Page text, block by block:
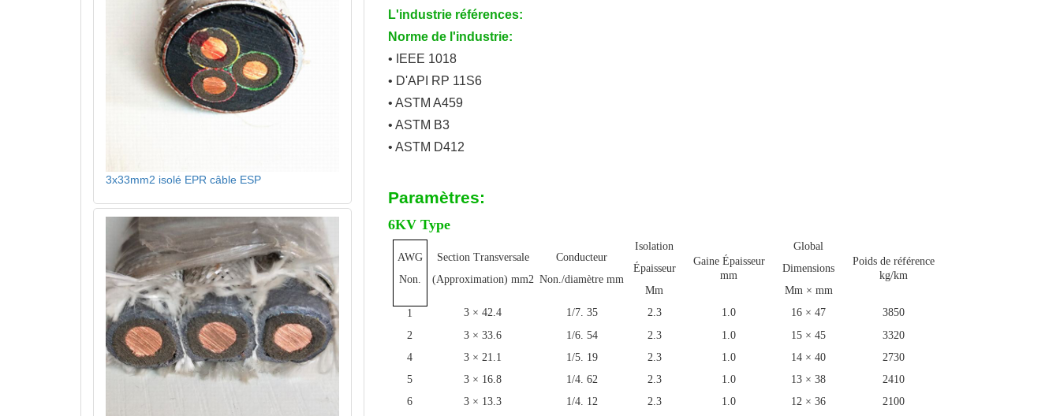
L'industrie références:
Norme de l'industrie:
• IEEE 1018
• D'API RP 11S6
• ASTM A459
• ASTM B3
• ASTM D412
Paramètres:
6KV Type
AWG
Non.
Section Transversale
(Approximation) mm2
Conducteur
Non./diamètre mm
Isolation
Épaisseur
Mm
Gaine Épaisseur
mm
Global
Dimensions
Mm × mm
Poids de référence
kg/km
1 3 × 42.4 1/7. 35 2.3 1.0 16 × 47
3850
2
3 × 33.6 1/6. 54 2.3 1.0 15 × 45
3320
4
3 × 21.1 1/5. 19 2.3 1.0 14 × 40
2730
5
3 × 16.8 1/4. 62 2.3 1.0 13 × 38
2410
6
3 × 13.3 1/4. 12 2.3 1.0 12 × 36 2100
3x33mm2 isolé EPR câble ESP